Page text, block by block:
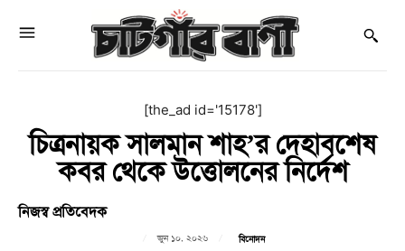
[the_ad id='15178']
চিত্রনায়ক সালমান শাহ’র দেহাবশেষ
কবর থেকে উত্তোলনের নির্দেশ
নিজস্ব প্রতিবেদক
জুন ১০, ২০২৬ বিনোদন